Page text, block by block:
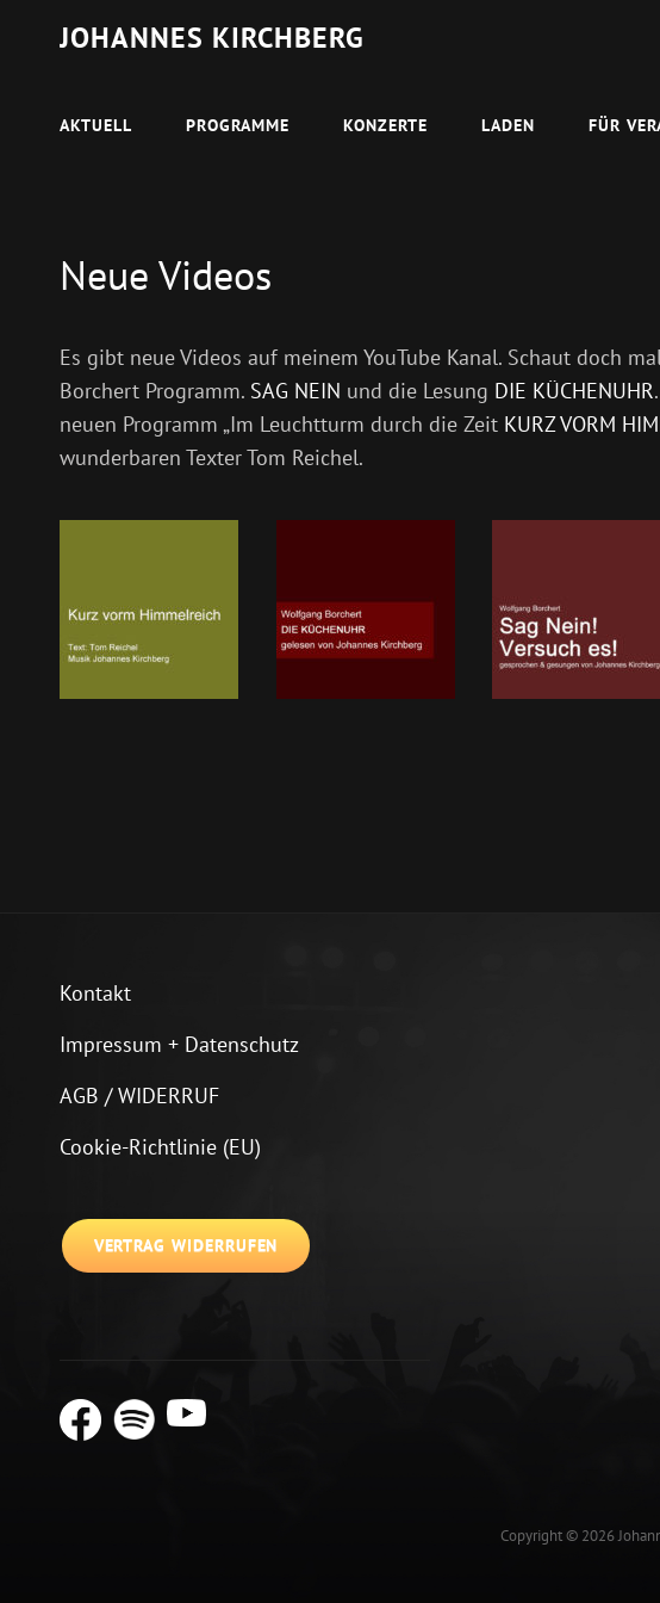
JOHANNES KIRCHBERG
AKTUELL PROGRAMME KONZERTE LADEN FÜR
Neue Videos
Es gibt neue Videos auf meinem YouTube Kanal. Schaut doch
Borchert Programm. SAG NEIN und die Lesung DIE KÜCHENUHR
neuen Programm „Im Leuchtturm durch die Zeit KURZ VORM
wunderbaren Texter Tom Reichel.
Kontakt
Impressum + Datenschutz
AGB / WIDERRUF
Cookie-Richtlinie (EU)
VERTRAG WIDERRUFEN
Copyright © 2026